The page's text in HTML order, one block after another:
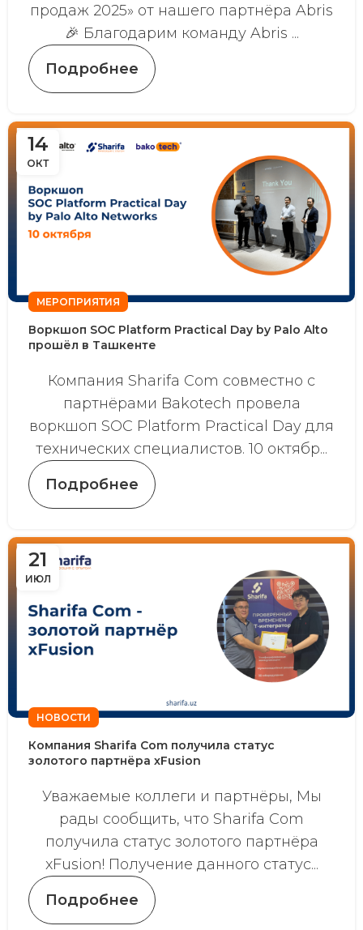
продаж 2025» от нашего партнёра Abris
🎉 Благодарим команду Abris ...
Подробнее
14
ОКТ
МЕРОПРИЯТИЯ
Воркшоп SOC Platform Practical Day by Palo Alto
прошёл в Ташкенте
Компания Sharifa Com совместно с
партнёрами Bakotech провела
воркшоп SOC Platform Practical Day для
технических специалистов. 10 октябр...
Подробнее
21
ИЮЛ
НОВОСТИ
Компания Sharifa Com получила статус
золотого партнёра xFusion
Уважаемые коллеги и партнёры, Мы
рады сообщить, что Sharifa Com
получила статус золотого партнёра
xFusion! Получение данного статус...
Подробнее